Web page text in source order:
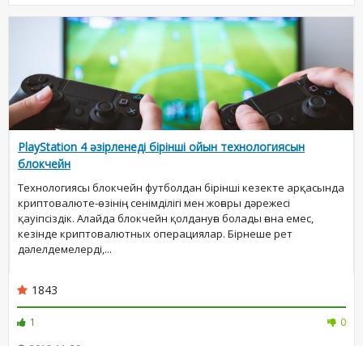
PlayStation 4 әзірленеді бірінші ойын технологиясын
блокчейн
Технологиясы блокчейн футболдан бірінші кезекте арқасында
криптовалюте-өзінің сенімділігі мен жоғары дәрежесі
қауіпсіздік. Алайда блокчейн қолдануға болады ғана емес,
кезінде криптовалютных операциялар. Бірнеше рет
дәлелдемелерді,...
1843
1
0